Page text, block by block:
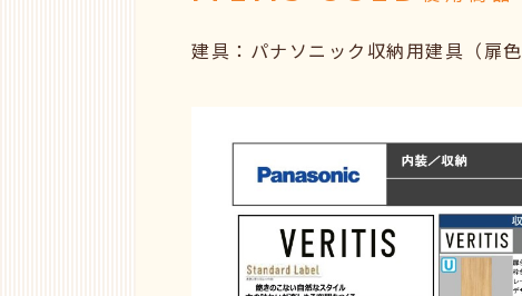
建具：パナソニック収納用建具（扉色